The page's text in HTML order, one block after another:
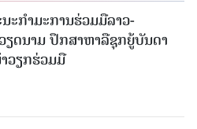
ະກໍາມະການຮ່ວມມືລາວ-
ດນາມ ປຶກສາຫາລືຊຸກຍູ້ບັນດາ
ວຽກຮ່ວມມື